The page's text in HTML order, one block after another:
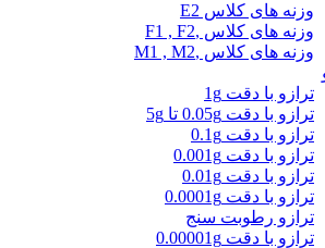
وزنه های کلاس E2
وزنه های کلاس ,F1 , F2
وزنه های کلاس ,M1 , M2
ترازو با دقت 1g
ترازو با دقت 0.05g تا 5g
ترازو با دقت 0.1g
ترازو با دقت 0.001g
ترازو با دقت 0.01g
ترازو با دقت 0.0001g
ترازو رطوبت سنج
ترازو با دقت 0.00001g